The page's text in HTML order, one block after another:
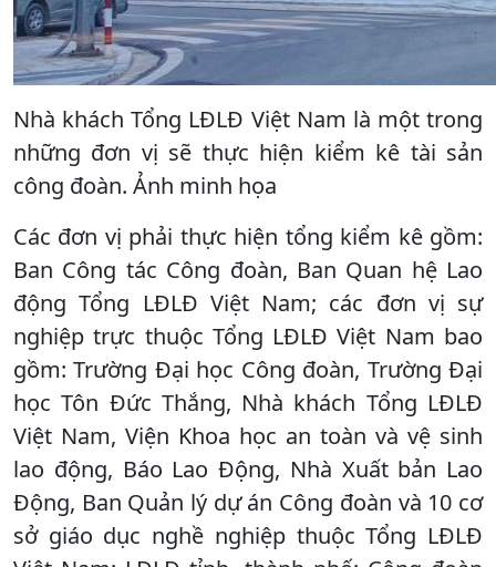
Nhà khách Tổng LĐLĐ Việt Nam là một trong
những đơn vị sẽ thực hiện kiểm kê tài sản
công đoàn. Ảnh minh họa
Các đơn vị phải thực hiện tổng kiểm kê gồm:
Ban Công tác Công đoàn, Ban Quan hệ Lao
động Tổng LĐLĐ Việt Nam; các đơn vị sự
nghiệp trực thuộc Tổng LĐLĐ Việt Nam bao
gồm: Trường Đại học Công đoàn, Trường Đại
học Tôn Đức Thắng, Nhà khách Tổng LĐLĐ
Việt Nam, Viện Khoa học an toàn và vệ sinh
lao động, Báo Lao Động, Nhà Xuất bản Lao
Động, Ban Quản lý dự án Công đoàn và 10 cơ
sở giáo dục nghề nghiệp thuộc Tổng LĐLĐ